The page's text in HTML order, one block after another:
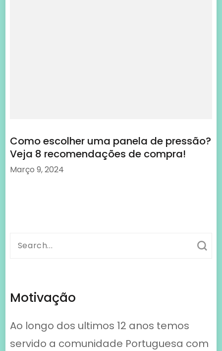
Como escolher uma panela de pressão?
Veja 8 recomendações de compra!
Março 9, 2024
Search
Motivação
Ao longo dos ultimos 12 anos temos
servido a comunidade Portuguesa com